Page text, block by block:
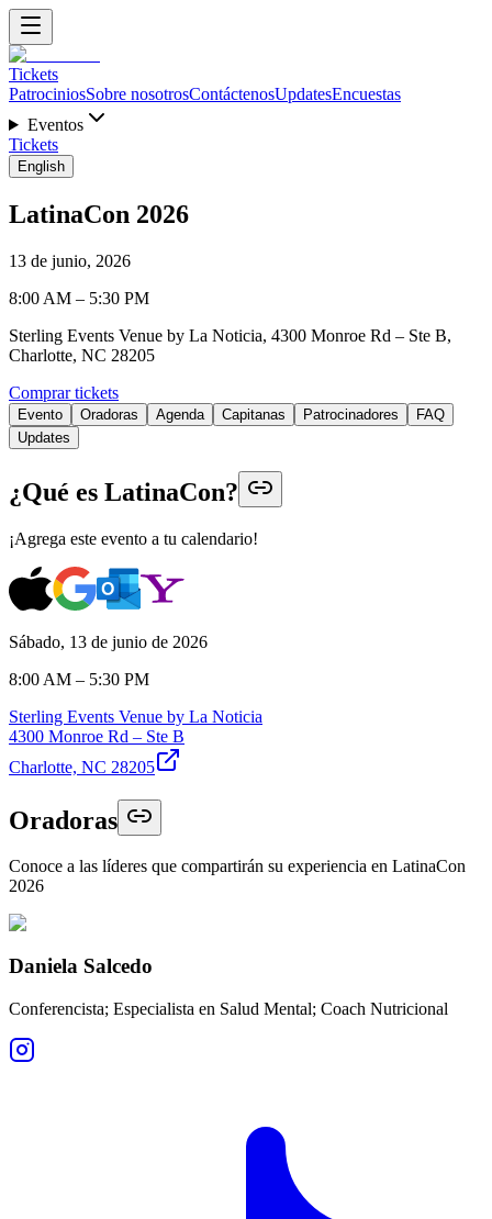
Tickets
PatrociniosSobre nosotrosContáctenosUpdatesEncuestas
Eventos
Tickets
English
LatinaCon 2026
13 de junio, 2026
8:00 AM – 5:30 PM
Sterling Events Venue by La Noticia, 4300 Monroe Rd – Ste B,
Charlotte, NC 28205
Comprar tickets
Evento Oradoras Agenda Capitanas Patrocinadores
FAQ
Updates
¿Qué es LatinaCon?
¡Agrega este evento a tu calendario!
Sábado, 13 de junio de 2026
8:00 AM – 5:30 PM
Sterling Events Venue by La Noticia
4300 Monroe Rd – Ste B
Charlotte, NC 28205
Oradoras
Conoce a las líderes que compartirán su experiencia en LatinaCon
2026
Daniela Salcedo
Conferencista; Especialista en Salud Mental; Coach Nutricional